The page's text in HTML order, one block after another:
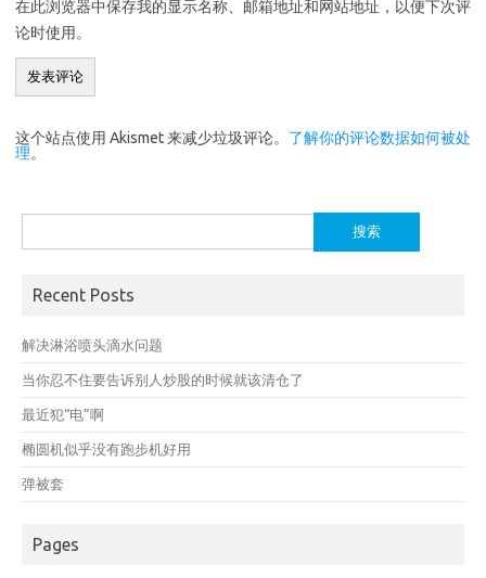
在此浏览器中保存我的显示名称、邮箱地址和网站地址，以便下次评
论时使用。
这个站点使用 Akismet 来减少垃圾评论。 了解你的评论数据如何被处
理。
索：
Recent Posts
解决淋浴喷头滴水问题
当你忍不住要告诉别人炒股的时候就该清仓了
最近犯“电”啊
椭圆机似乎没有跑步机好用
弹被套
Pages